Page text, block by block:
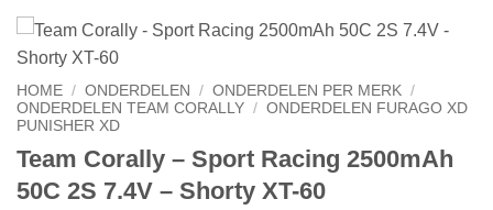
HOME / ONDERDELEN / ONDERDELEN PER MERK /
ONDERDELEN TEAM CORALLY / ONDERDELEN FURAGO XD
PUNISHER XD
Team Corally – Sport Racing 2500mAh
50C 2S 7.4V – Shorty XT-60